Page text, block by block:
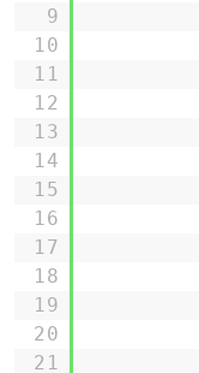
9
10
11
12
13
14
15
16
17
18
19
20
21